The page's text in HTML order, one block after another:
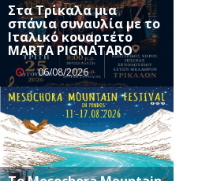
Στα Τρίκαλα μια
σπάνια συναυλία με το
Ιταλικό κουαρτέτο
MARTA PIGNATARO
06/08/2026